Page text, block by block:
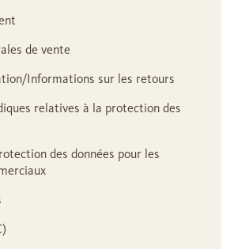
de vente
Informations sur les retours
relatives à la protection des
des données pour les